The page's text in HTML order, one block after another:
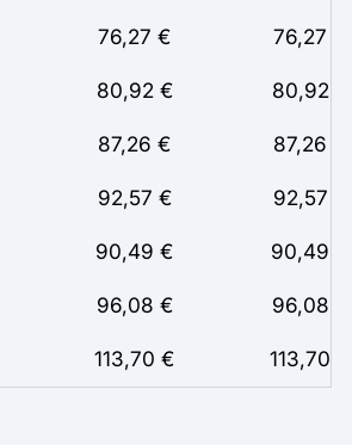
76,27 € 76,27
80,92 € 80,92
87,26 € 87,26
92,57 € 92,57
90,49 € 90,49
96,08 € 96,08
113,70 € 113,70